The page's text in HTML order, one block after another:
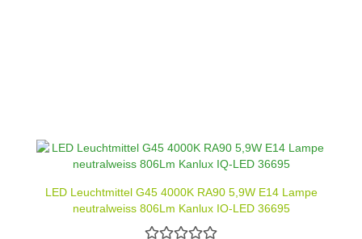
LED Leuchtmittel G45 4000K RA90 5,9W E14 Lampe
neutralweiss 806Lm Kanlux IQ-LED 36695